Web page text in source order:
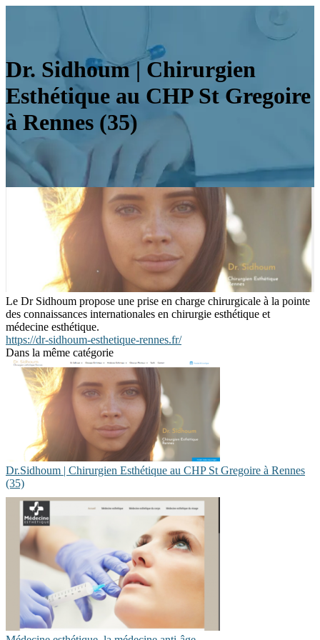
Dr. Sidhoum | Chirurgien
Esthétique au CHP St Gregoire
à Rennes (35)
Le Dr Sidhoum propose une prise en charge chirurgicale à la pointe
des connaissances internationales en chirurgie esthétique et
médecine esthétique.
https://dr-sidhoum-esthetique-rennes.fr/
Dans la même catégorie
Dr.Sidhoum | Chirurgien Esthétique au CHP St Gregoire à Rennes
(35)